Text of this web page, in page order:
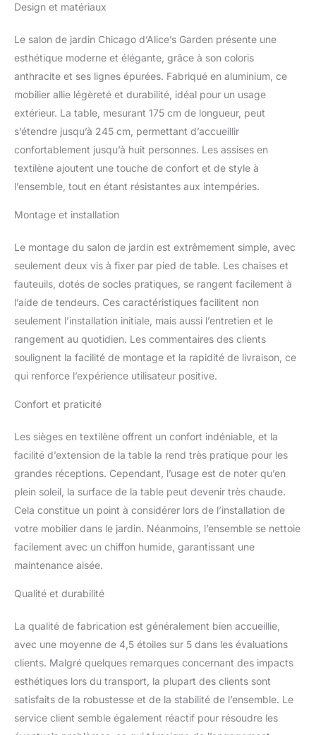
Design et matériaux
Le salon de jardin Chicago d’Alice’s Garden présente une
esthétique moderne et élégante, grâce à son coloris
anthracite et ses lignes épurées. Fabriqué en aluminium, ce
mobilier allie légèreté et durabilité, idéal pour un usage
extérieur. La table, mesurant 175 cm de longueur, peut
s’étendre jusqu’à 245 cm, permettant d’accueillir
confortablement jusqu’à huit personnes. Les assises en
textilène ajoutent une touche de confort et de style à
l’ensemble, tout en étant résistantes aux intempéries.
Montage et installation
Le montage du salon de jardin est extrêmement simple, avec
seulement deux vis à fixer par pied de table. Les chaises et
fauteuils, dotés de socles pratiques, se rangent facilement à
l’aide de tendeurs. Ces caractéristiques facilitent non
seulement l’installation initiale, mais aussi l’entretien et le
rangement au quotidien. Les commentaires des clients
soulignent la facilité de montage et la rapidité de livraison, ce
qui renforce l’expérience utilisateur positive.
Confort et praticité
Les sièges en textilène offrent un confort indéniable, et la
facilité d’extension de la table la rend très pratique pour les
grandes réceptions. Cependant, l’usage est de noter qu’en
plein soleil, la surface de la table peut devenir très chaude.
Cela constitue un point à considérer lors de l’installation de
votre mobilier dans le jardin. Néanmoins, l’ensemble se nettoie
facilement avec un chiffon humide, garantissant une
maintenance aisée.
Qualité et durabilité
La qualité de fabrication est généralement bien accueillie,
avec une moyenne de 4,5 étoiles sur 5 dans les évaluations
clients. Malgré quelques remarques concernant des impacts
esthétiques lors du transport, la plupart des clients sont
satisfaits de la robustesse et de la stabilité de l’ensemble. Le
service client semble également réactif pour résoudre les